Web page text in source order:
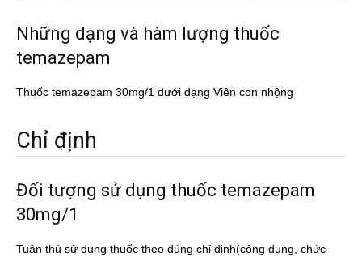
Những dạng và hàm lượng thuốc
temazepam
Thuốc temazepam 30mg/1 dưới dạng Viên con nhộng
Chỉ định
Đối tượng sử dụng thuốc temazepam
30mg/1
Tuân thủ sử dụng thuốc theo đúng chỉ định(công dụng, chức